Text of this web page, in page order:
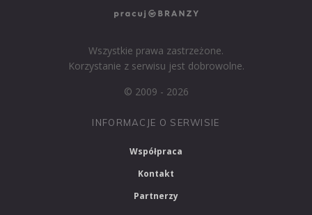
Wszystkie prawa zastrzeżone.
Korzystanie z serwisu jest dobrowolne.
© 2009 - 2026
INFORMACJE O SERWISIE
Współpraca
Kontakt
Partnerzy